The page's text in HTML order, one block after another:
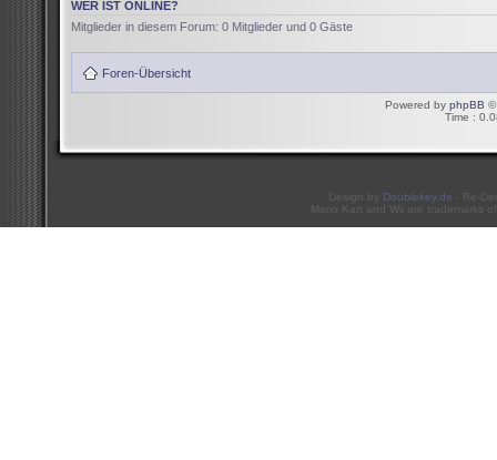
WER IST ONLINE?
Mitglieder in diesem Forum: 0 Mitglieder und 0 Gäste
Foren-Übersicht
Powered by phpBB ©
Time :
Design by Doublekey.de - Re-
Mario Kart and Wii are trademarks